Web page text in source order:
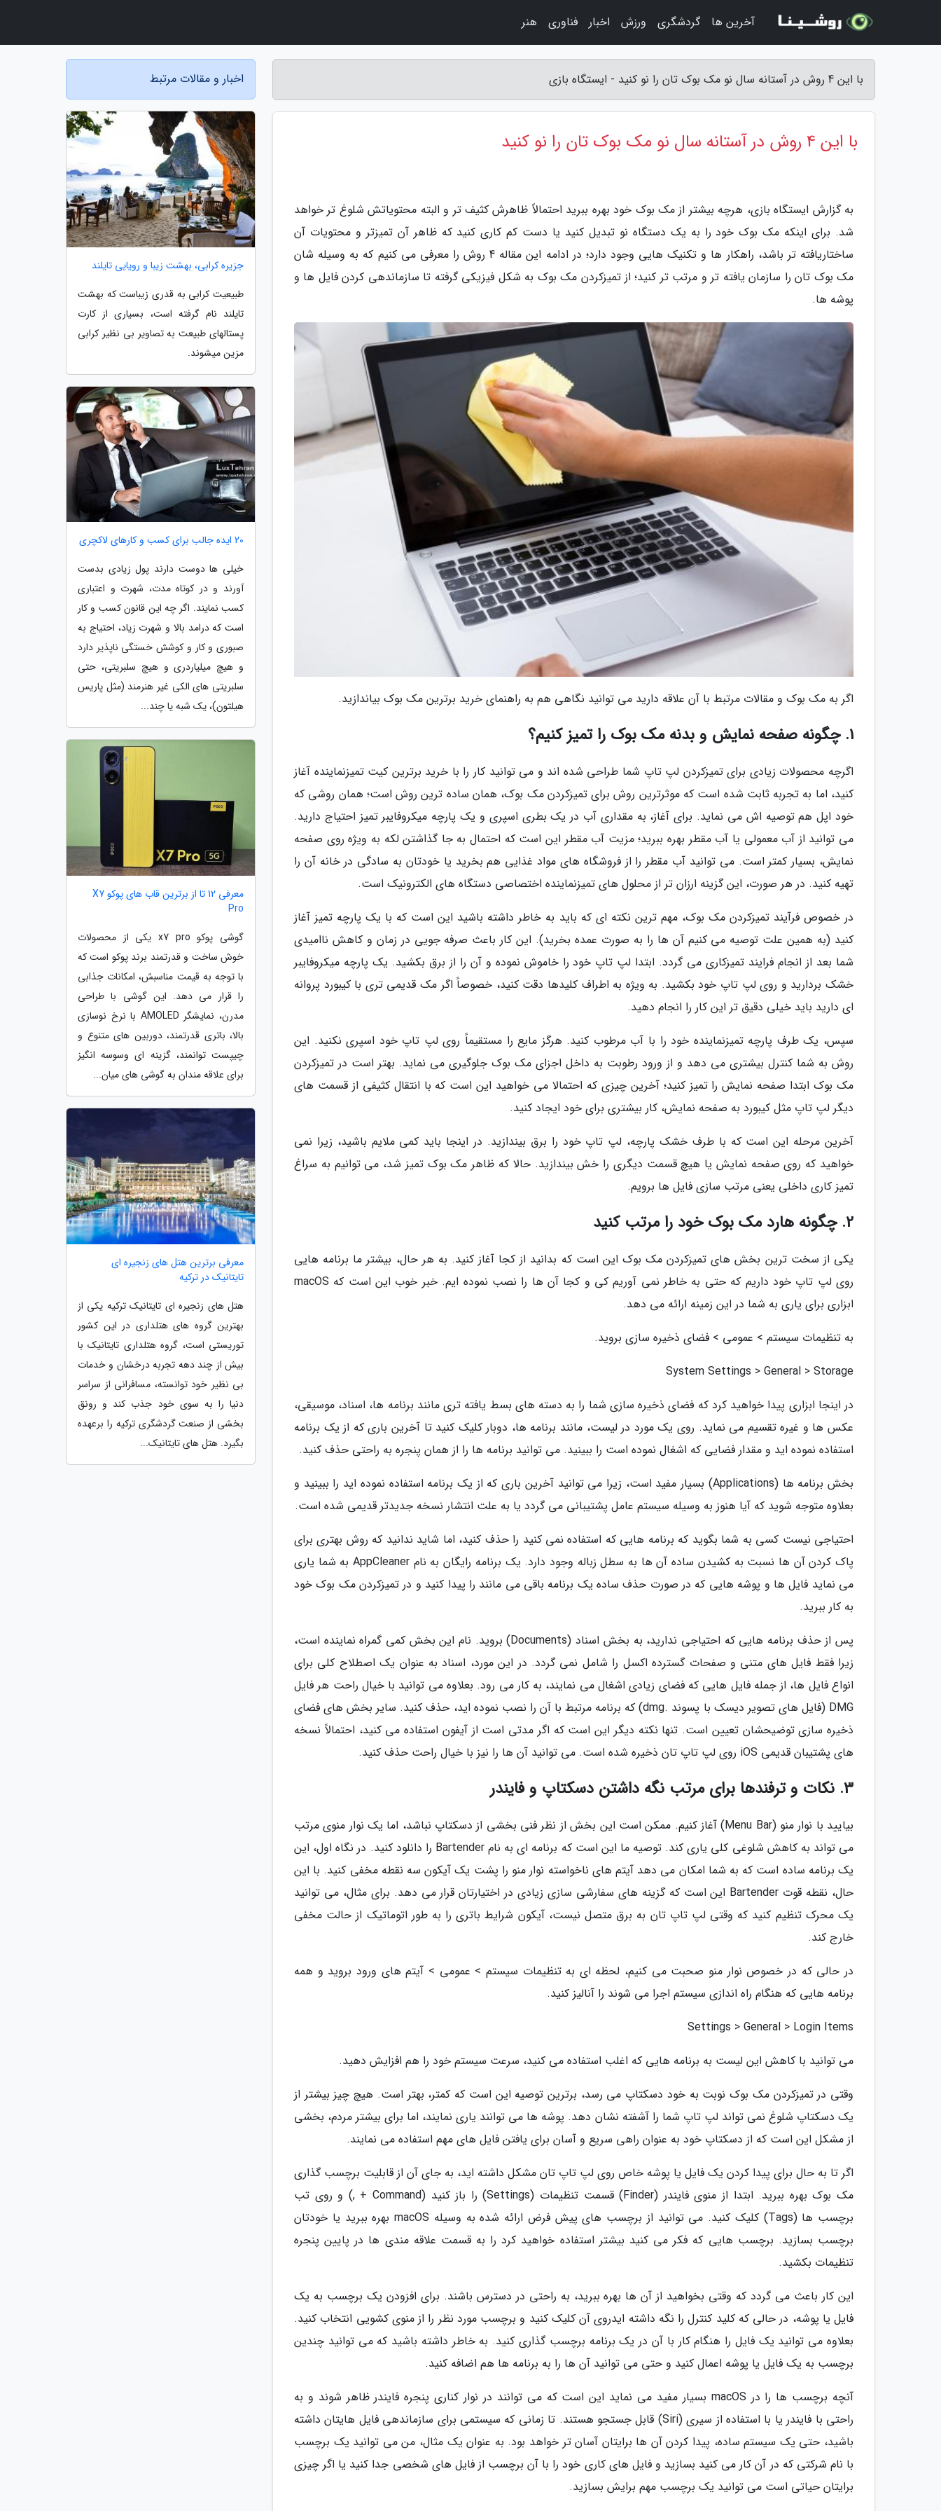
با این 4 روش در آستانه سال نو مک بوک تان را نو کنید - ایستگاه بازی
با این 4 روش در آستانه سال نو مک بوک تان را نو کنید
به گزارش ایستگاه بازی، هرچه بیشتر از مک بوک خود بهره ببرید احتمالاً ظاهرش کثیف تر و البته محتویاتش شلوغ تر خواهد
شد. برای اینکه مک بوک خود را به یک دستگاه نو تبدیل کنید یا دست کم کاری کنید که ظاهر آن تمیزتر و محتویات آن
ساختاریافته تر باشد، راهکار ها و تکنیک هایی وجود دارد؛ در ادامه این مقاله 4 روش را معرفی می کنیم که به وسیله شان
مک بوک تان را سازمان یافته تر و مرتب تر کنید؛ از تمیزکردن مک بوک به شکل فیزیکی گرفته تا سازماندهی کردن فایل ها و
پوشه ها.
اگر به مک بوک و مقالات مرتبط با آن علاقه دارید می توانید نگاهی هم به راهنمای خرید برترین مک بوک بیاندازید.
1. چگونه صفحه نمایش و بدنه مک بوک را تمیز کنیم؟
اگرچه محصولات زیادی برای تمیزکردن لپ تاپ شما طراحی شده اند و می توانید کار را با خرید برترین کیت تمیزنماینده آغاز
کنید، اما به تجربه ثابت شده است که موثرترین روش برای تمیزکردن مک بوک، همان ساده ترین روش است؛ همان روشی که
خود اپل هم توصیه اش می نماید. برای آغاز، به مقداری آب در یک بطری اسپری و یک پارچه میکروفایبر تمیز احتیاج دارید.
می توانید از آب معمولی یا آب مقطر بهره ببرید؛ مزیت آب مقطر این است که احتمال به جا گذاشتن لکه به ویژه روی صفحه
نمایش، بسیار کمتر است. می توانید آب مقطر را از فروشگاه های مواد غذایی هم بخرید یا خودتان به سادگی در خانه آن را
تهیه کنید. در هر صورت، این گزینه ارزان تر از محلول های تمیزنماینده اختصاصی دستگاه های الکترونیک است.
در خصوص فرآیند تمیزکردن مک بوک، مهم ترین نکته ای که باید به خاطر داشته باشید این است که با یک پارچه تمیز آغاز
کنید (به همین علت توصیه می کنیم آن ها را به صورت عمده بخرید). این کار باعث صرفه جویی در زمان و کاهش ناامیدی
شما بعد از انجام فرایند تمیزکاری می گردد. ابتدا لپ تاپ خود را خاموش نموده و آن را از برق بکشید. یک پارچه میکروفایبر
خشک بردارید و روی لپ تاپ خود بکشید. به ویژه به اطراف کلیدها دقت کنید، خصوصاً اگر مک قدیمی تری با کیبورد پروانه
ای دارید باید خیلی دقیق تر این کار را انجام دهید.
سپس، یک طرف پارچه تمیزنماینده خود را با آب مرطوب کنید. هرگز مایع را مستقیماً روی لپ تاپ خود اسپری نکنید. این
روش به شما کنترل بیشتری می دهد و از ورود رطوبت به داخل اجزای مک بوک جلوگیری می نماید. بهتر است در تمیزکردن
مک بوک ابتدا صفحه نمایش را تمیز کنید؛ آخرین چیزی که احتمالا می خواهید این است که با انتقال کثیفی از قسمت های
دیگر لپ تاپ مثل کیبورد به صفحه نمایش، کار بیشتری برای خود ایجاد کنید.
آخرین مرحله این است که با طرف خشک پارچه، لپ تاپ خود را برق بیندازید. در اینجا باید کمی ملایم باشید، زیرا نمی
خواهید که روی صفحه نمایش یا هیچ قسمت دیگری را خش بیندازید. حالا که ظاهر مک بوک تمیز شد، می توانیم به سراغ
تمیز کاری داخلی یعنی مرتب سازی فایل ها برویم.
2. چگونه هارد مک بوک خود را مرتب کنید
یکی از سخت ترین بخش های تمیزکردن مک بوک این است که بدانید از کجا آغاز کنید. به هر حال، بیشتر ما برنامه هایی
روی لپ تاپ خود داریم که حتی به خاطر نمی آوریم کی و کجا آن ها را نصب نموده ایم. خبر خوب این است که macOS
ابزاری برای یاری به شما در این زمینه ارائه می دهد.
به تنظیمات سیستم > عمومی > فضای ذخیره سازی بروید.
System Settings > General > Storage
در اینجا ابزاری پیدا خواهید کرد که فضای ذخیره سازی شما را به دسته های بسط یافته تری مانند برنامه ها، اسناد، موسیقی،
عکس ها و غیره تقسیم می نماید. روی یک مورد در لیست، مانند برنامه ها، دوبار کلیک کنید تا آخرین باری که از یک برنامه
استفاده نموده اید و مقدار فضایی که اشغال نموده است را ببینید. می توانید برنامه ها را از همان پنجره به راحتی حذف کنید.
بخش برنامه ها (Applications) بسیار مفید است، زیرا می توانید آخرین باری که از یک برنامه استفاده نموده اید را ببینید و
بعلاوه متوجه شوید که آیا هنوز به وسیله سیستم عامل پشتیبانی می گردد یا به علت انتشار نسخه جدیدتر قدیمی شده است.
احتیاجی نیست کسی به شما بگوید که برنامه هایی که استفاده نمی کنید را حذف کنید، اما شاید ندانید که روش بهتری برای
پاک کردن آن ها نسبت به کشیدن ساده آن ها به سطل زباله وجود دارد. یک برنامه رایگان به نام AppCleaner به شما یاری
می نماید فایل ها و پوشه هایی که در صورت حذف ساده یک برنامه باقی می مانند را پیدا کنید و در تمیزکردن مک بوک خود
به کار ببرید.
پس از حذف برنامه هایی که احتیاجی ندارید، به بخش اسناد (Documents) بروید. نام این بخش کمی گمراه نماینده است،
زیرا فقط فایل های متنی و صفحات گسترده اکسل را شامل نمی گردد. در این مورد، اسناد به عنوان یک اصطلاح کلی برای
انواع فایل ها، از جمله فایل هایی که فضای زیادی اشغال می نمایند، به کار می رود. بعلاوه می توانید با خیال راحت هر فایل
DMG (فایل های تصویر دیسک با پسوند .dmg) که برنامه مرتبط با آن را نصب نموده اید، حذف کنید. سایر بخش های فضای
ذخیره سازی توضیحشان تعیین است. تنها نکته دیگر این است که اگر مدتی است از آیفون استفاده می کنید، احتمالاً نسخه
های پشتیبان قدیمی iOS روی لپ تاپ تان ذخیره شده است. می توانید آن ها را نیز با خیال راحت حذف کنید.
3. نکات و ترفندها برای مرتب نگه داشتن دسکتاپ و فایندر
بیایید با نوار منو (Menu Bar) آغاز کنیم. ممکن است این بخش از نظر فنی بخشی از دسکتاپ نباشد، اما یک نوار منوی مرتب
می تواند به کاهش شلوغی کلی یاری کند. توصیه ما این است که برنامه ای به نام Bartender را دانلود کنید. در نگاه اول، این
یک برنامه ساده است که به شما امکان می دهد آیتم های ناخواسته نوار منو را پشت یک آیکون سه نقطه مخفی کنید. با این
حال، نقطه قوت Bartender این است که گزینه های سفارشی سازی زیادی در اختیارتان قرار می دهد. برای مثال، می توانید
یک محرک تنظیم کنید که وقتی لپ تاپ تان به برق متصل نیست، آیکون شرایط باتری را به طور اتوماتیک از حالت مخفی
خارج کند.
در حالی که در خصوص نوار منو صحبت می کنیم، لحظه ای به تنظیمات سیستم > عمومی > آیتم های ورود بروید و همه
برنامه هایی که هنگام راه اندازی سیستم اجرا می شوند را آنالیز کنید.
Settings > General > Login Items
می توانید با کاهش این لیست به برنامه هایی که اغلب استفاده می کنید، سرعت سیستم خود را هم افزایش دهید.
وقتی در تمیزکردن مک بوک نوبت به خود دسکتاپ می رسد، برترین توصیه این است که کمتر، بهتر است. هیچ چیز بیشتر از
یک دسکتاپ شلوغ نمی تواند لپ تاپ شما را آشفته نشان دهد. پوشه ها می توانند یاری نمایند، اما برای بیشتر مردم، بخشی
از مشکل این است که از دسکتاپ خود به عنوان راهی سریع و آسان برای یافتن فایل های مهم استفاده می نمایند.
اگر تا به حال برای پیدا کردن یک فایل یا پوشه خاص روی لپ تاپ تان مشکل داشته اید، به جای آن از قابلیت برچسب گذاری
مک بوک بهره ببرید. ابتدا از منوی فایندر (Finder) قسمت تنظیمات (Settings) را باز کنید (Command + ,) و روی تب
برچسب ها (Tags) کلیک کنید. می توانید از برچسب های پیش فرض ارائه شده به وسیله macOS بهره ببرید یا خودتان
برچسب بسازید. برچسب هایی که فکر می کنید بیشتر استفاده خواهید کرد را به قسمت علاقه مندی ها در پایین پنجره
تنظیمات بکشید.
این کار باعث می گردد که وقتی بخواهید از آن ها بهره ببرید، به راحتی در دسترس باشند. برای افزودن یک برچسب به یک
فایل یا پوشه، در حالی که کلید کنترل را نگه داشته ایدروی آن کلیک کنید و برچسب مورد نظر را از منوی کشویی انتخاب کنید.
بعلاوه می توانید یک فایل را هنگام کار با آن در یک برنامه برچسب گذاری کنید. به خاطر داشته باشید که می توانید چندین
برچسب به یک فایل یا پوشه اعمال کنید و حتی می توانید آن ها را به برنامه ها هم اضافه کنید.
آنچه برچسب ها را در macOS بسیار مفید می نماید این است که می توانند در نوار کناری پنجره فایندر ظاهر شوند و به
راحتی با فایندر یا با استفاده از سیری (Siri) قابل جستجو هستند. تا زمانی که سیستمی برای سازماندهی فایل هایتان داشته
باشید، حتی یک سیستم ساده، پیدا کردن آن ها برایتان آسان تر خواهد بود. به عنوان یک مثال، من می توانید یک برچسب
با نام شرکتی که در آن کار می کنید بسازید و فایل های کاری خود را با آن برچسب از فایل های شخصی جدا کنید یا اگر چیزی
برایتان حیاتی است می توانید یک برچسب مهم برایش بسازید.
اخبار و مقالات مرتبط
جزیره کرابی، بهشت زیبا و رویایی تایلند
طبیعیت کرابی به قدری زیباست که بهشت
تایلند نام گرفته است، بسیاری از کارت
پستالهای طبیعت به تصاویر بی نظیر کرابی
مزین میشوند.
20 ایده جالب برای کسب و کارهای لاکچری
خیلی ها دوست دارند پول زیادی بدست
آورند و در کوتاه مدت، شهرت و اعتباری
کسب نمایند. اگر چه این قانون کسب و کار
است که درامد بالا و شهرت زیاد، احتیاج به
صبوری و کار و کوشش خستگی ناپذیر دارد
و هیچ میلیاردری و هیچ سلبریتی، حتی
سلبریتی های الکی غیر هنرمند (مثل پاریس
هیلتون)، یک شبه یا چند...
معرفی 12 تا از برترین قاب های پوکو X7
Pro
گوشی پوکو x7 pro یکی از محصولات
خوش ساخت و قدرتمند برند پوکو است که
با توجه به قیمت مناسبش، امکانات جذابی
را قرار می دهد. این گوشی با طراحی
مدرن، نمایشگر AMOLED با نرخ نوسازی
بالا، باتری قدرتمند، دوربین های متنوع و
چیپست توانمند، گزینه ای وسوسه انگیز
برای علاقه مندان به گوشی های میان...
معرفی برترین هتل های زنجیره ای
تایتانیک در ترکیه
هتل های زنجیره ای تایتانیک ترکیه یکی از
بهترین گروه های هتلداری در این کشور
توریستی است، گروه هتلداری تایتانیک با
بیش از چند دهه تجربه درخشان و خدمات
بی نظیر خود توانسته، مسافرانی از سراسر
دنیا را به سوی خود جذب کند و رونق
بخشی از صنعت گردشگری ترکیه را برعهده
بگیرد. هتل های تایتانیک...
آخرین ها گردشگری ورزش اخبار فناوری هنر